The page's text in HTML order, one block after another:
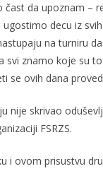
da upoznam –
decu iz
na turniru
svi znamo koje su
se ovih dana
nije skrivao
FSRZS.
i ovom prisustvu